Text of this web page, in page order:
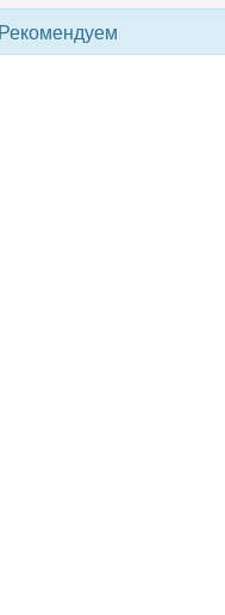
Рекомендуем